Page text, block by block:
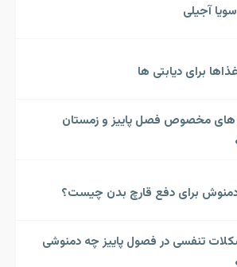
آجیلی
برای دیابتی ها
مخصوص فصل پاییز و زمستان
دمنوش برای دفع قارچ بدن چیست؟
تنفسی در فصول پاییز چه دمنوشی